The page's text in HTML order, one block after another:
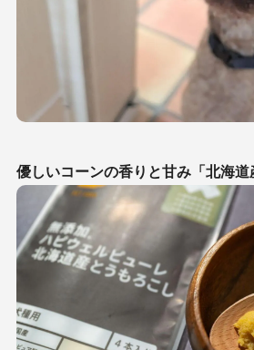
優しいコーンの香りと甘み「北海道